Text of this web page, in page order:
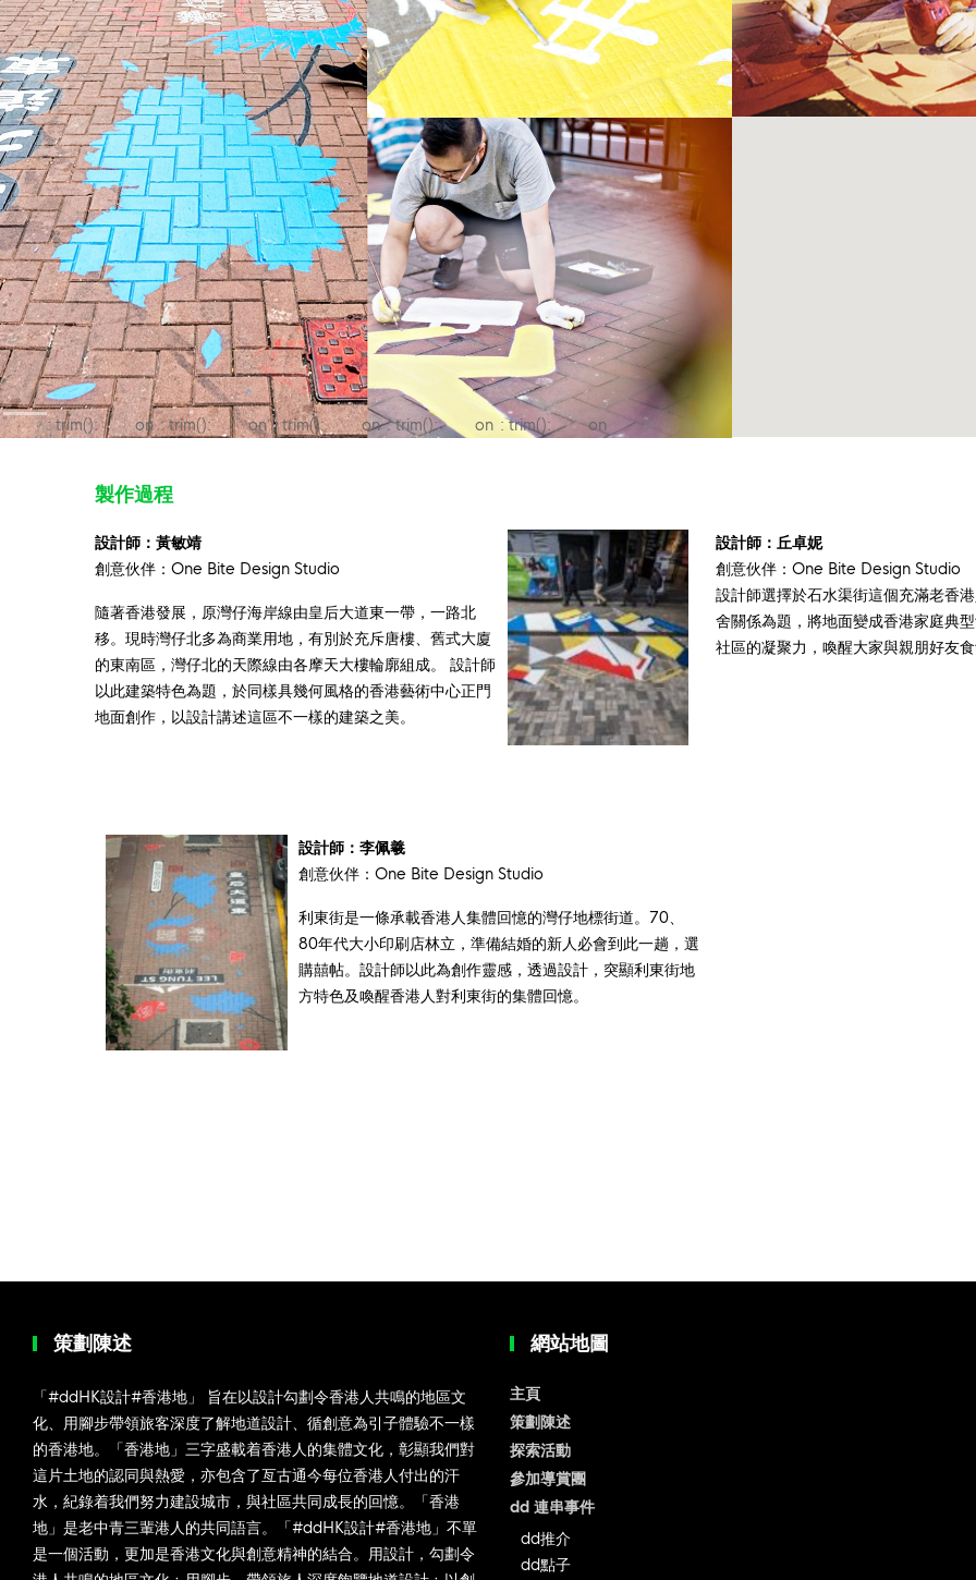
: trim():
parameter
#1 ($string)
of type
string is
deprecated
on : trim():
parameter
#1 ($string)
of type
deprecated
in
on : trim():
string is
deprecated
in
on : trim():
deprecated
in
on : trim():
#1 ($string)
of type
string is
deprecated
in
on
製作過程
設計師：黃敏靖
創意伙伴：One Bite Design Studio
隨著香港發展，原灣仔海岸線由皇后大道東一帶，一路北
移。現時灣仔北多為商業用地，有別於充斥唐樓、舊式大廈
的東南區，灣仔北的天際線由各摩天大樓輪廓組成。 設計師
以此建築特色為題，於同樣具幾何風格的香港藝術中心正門
地面創作，以設計講述這區不一樣的建築之美。
設計師：李佩羲
創意伙伴：One Bite Design Studio
利東街是一條承載香港人集體回憶的灣仔地標街道。70、
80年代大小印刷店林立，準備結婚的新人必會到此一趟，選
購囍帖。設計師以此為創作靈感，透過設計，突顯利東街地
方特色及喚醒香港人對利東街的集體回憶。
設計師：丘卓妮
創意伙伴：One Bite Design Studio
設計師選擇於石水渠街這個充滿老香
舍關係為題，將地面變成香港家庭典
社區的凝聚力，喚醒大家與親朋好友食
策劃陳述
「#ddHK設計#香港地」 旨在以設計勾劃令香港人共鳴的地區文
化、用腳步帶領旅客深度了解地道設計、循創意為引子體驗不一樣
的香港地。「香港地」三字盛載着香港人的集體文化，彰顯我們對
這片土地的認同與熱愛，亦包含了亙古通今每位香港人付出的汗
水，紀錄着我們努力建設城市，與社區共同成長的回憶。「香港
地」是老中青三輩港人的共同語言。「#ddHK設計#香港地」不單
是一個活動，更加是香港文化與創意精神的結合。用設計，勾劃令
網站地圖
主頁
策劃陳述
探索活動
參加導賞團
dd 連串事件
dd推介
dd點子